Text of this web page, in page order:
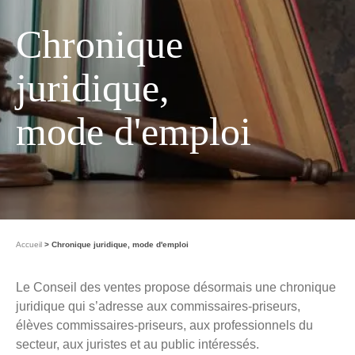
Chronique
juridique,
mode d'emploi
Accueil Chronique juridique, mode d'emploi
Le Conseil des ventes propose désormais une chronique
juridique qui s’adresse aux commissaires-priseurs,
élèves commissaires-priseurs, aux professionnels du
secteur, aux juristes et au public intéressés.